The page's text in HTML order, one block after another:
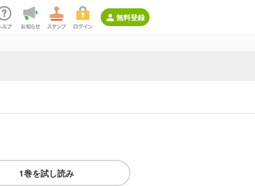
無料登録
1巻を試し読み